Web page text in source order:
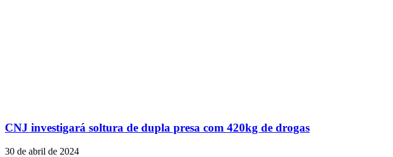
CNJ investigará soltura de dupla presa com 420kg de drogas
30 de abril de 2024